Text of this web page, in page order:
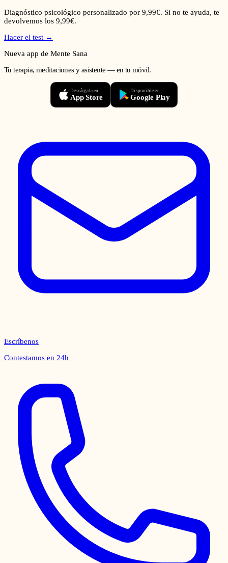
Diagnóstico psicológico personalizado por 9,99€. Si no te ayuda, te
devolvemos los 9,99€.
Hacer el test →
Nueva app de Mente Sana
Tu terapia, meditaciones y asistente — en tu móvil.
Descárgala en
App Store
Disponible en
Google Play
Escríbenos
Contestamos en 24h